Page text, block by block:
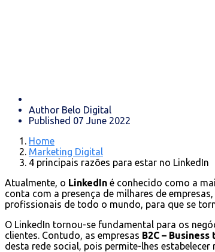
Author Belo Digital
Published 07 June 2022
Home
Marketing Digital
4 principais razões para estar no LinkedIn
Atualmente, o LinkedIn é conhecido como a
conta com a presença de milhares de
profissionais de todo o mundo, para que se
O LinkedIn tornou-se fundamental para os
clientes. Contudo, as empresas B2C –
desta rede social, pois permite-lhes